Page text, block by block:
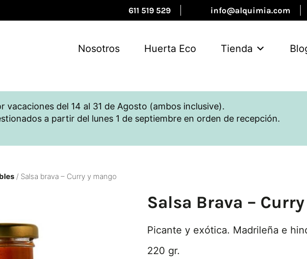
611 519 529 info@alquimia.com
Nosotros Huerta Eco Tienda
vacaciones del 14 al 31 de Agosto (ambos inclusive).
a partir del lunes 1 de septiembre en orden de recepción.
/ Salsa brava – Curry y mango
Salsa Brava –
Picante y exótica. Madrileña e
220 gr.